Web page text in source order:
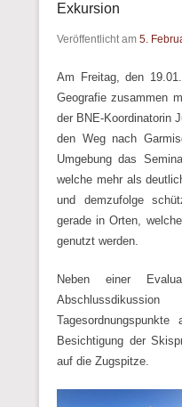
Exkursion
Veröffentlicht am 5.
Am Freitag, den
Geografie zusammen
der BNE-Koordinatorin
den Weg nach
Umgebung das
welche mehr als
und demzufolge
gerade in Orten,
genutzt werden.
Neben einer
Besichtigung der
auf die Zugspitze.